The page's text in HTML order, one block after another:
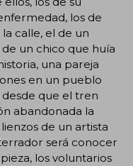
los de
calle, el de un
un chico que huía
una pareja
en un pueblo
que el tren
abandonada la
de un artista
será conocer
los voluntarios